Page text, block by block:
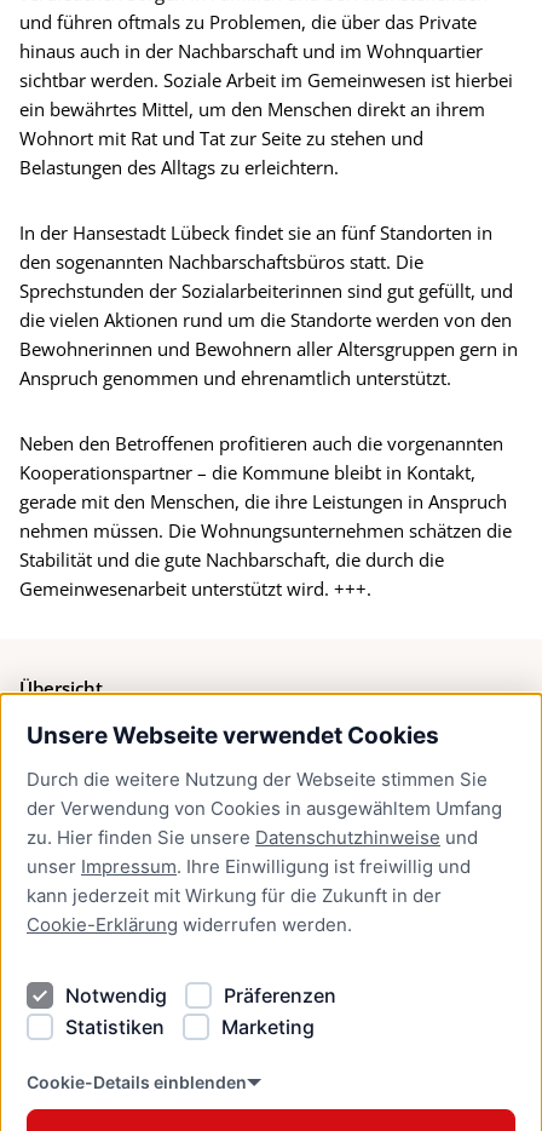
Unsere Webseite verwendet Cookies
Durch die weitere Nutzung der Webseite stimmen Sie
der Verwendung von Cookies in ausgewähltem Umfang
zu. Hier finden Sie unsere Datenschutzhinweise und
unser Impressum. Ihre Einwilligung ist freiwillig und
kann jederzeit mit Wirkung für die Zukunft in der
Cookie-Erklärung widerrufen werden.
Notwendig
Präferenzen
Statistiken
Marketing
Cookie-Details einblenden
und führen oftmals zu Problemen, die über das Private
hinaus auch in der Nachbarschaft und im Wohnquartier
sichtbar werden. Soziale Arbeit im Gemeinwesen ist hierbei
ein bewährtes Mittel, um den Menschen direkt an ihrem
Wohnort mit Rat und Tat zur Seite zu stehen und
Belastungen des Alltags zu erleichtern.
In der Hansestadt Lübeck findet sie an fünf Standorten in
den sogenannten Nachbarschaftsbüros statt. Die
Sprechstunden der Sozialarbeiterinnen sind gut gefüllt, und
die vielen Aktionen rund um die Standorte werden von den
Bewohnerinnen und Bewohnern aller Altersgruppen gern in
Anspruch genommen und ehrenamtlich unterstützt.
Neben den Betroffenen profitieren auch die vorgenannten
Kooperationspartner – die Kommune bleibt in Kontakt,
gerade mit den Menschen, die ihre Leistungen in Anspruch
nehmen müssen. Die Wohnungsunternehmen schätzen die
Stabilität und die gute Nachbarschaft, die durch die
Gemeinwesenarbeit unterstützt wird. +++.
Übersicht
Bürgerservice
Presse
Newsletter Lübeck:kompakt
Kontakt
Kontakt
Datenschutzhinweise
Barrierefreiheit
Cookie Erklärung